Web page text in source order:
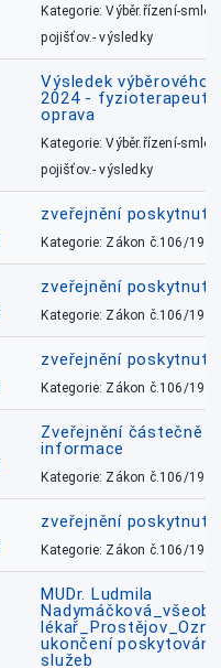
Kategorie: Výběr.řízení-
pojišťov.- výsledky
Výsledek výběrového
2024 - fyzioterapeut,
oprava
Kategorie: Výběr.řízení-
pojišťov.- výsledky
zveřejnění
Kategorie: Zákon č.106/1999
zveřejnění
Kategorie: Zákon č.106/1999
zveřejnění
Kategorie: Zákon č.106/1999
Zveřejnění částečně
informace
Kategorie: Zákon č.106/1999
zveřejnění
Kategorie: Zákon č.106/1999
MUDr. Ludmila
ukončení
služeb